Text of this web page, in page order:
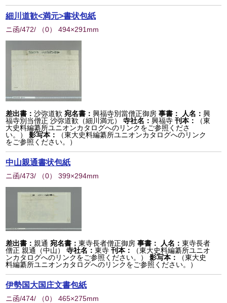
細川道歓<満元>書状包紙
ニ函/472/ （0） 494×291mm
差出書：沙弥道歓 宛名書：興福寺別當僧正御房 事書： 人名：興
福寺別当僧正 沙弥道歓（細川満元）
寺社名：興福寺 刊本：
（東
大史料編纂所ユニオンカタログへのリンクをご参照くださ
い。）
影写本：
（東大史料編纂所ユニオンカタログへのリンク
をご参照ください。）
中山親通書状包紙
ニ函/473/ （0） 399×294mm
差出書：親通 宛名書：東寺長者僧正御房 事書： 人名：東寺長者
僧正 親通（中山）
寺社名：東寺 刊本：
（東大史料編纂所ユニオ
ンカタログへのリンクをご参照ください。）
影写本：
（東大史
料編纂所ユニオンカタログへのリンクをご参照ください。）
伊勢国大国庄文書包紙
ニ函/474/ （0） 465×275mm